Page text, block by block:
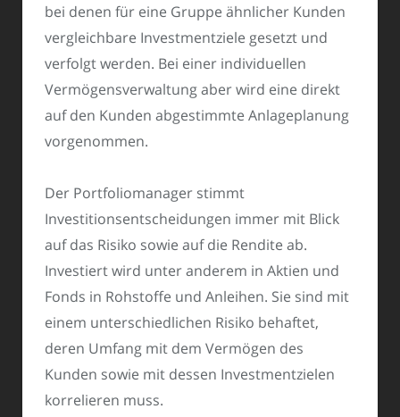
bei denen für eine Gruppe ähnlicher Kunden
vergleichbare Investmentziele gesetzt und
verfolgt werden. Bei einer individuellen
Vermögensverwaltung aber wird eine direkt
auf den Kunden abgestimmte Anlageplanung
vorgenommen.
Der Portfoliomanager stimmt
Investitionsentscheidungen immer mit Blick
auf das Risiko sowie auf die Rendite ab.
Investiert wird unter anderem in Aktien und
Fonds in Rohstoffe und Anleihen. Sie sind mit
einem unterschiedlichen Risiko behaftet,
deren Umfang mit dem Vermögen des
Kunden sowie mit dessen Investmentzielen
korrelieren muss.